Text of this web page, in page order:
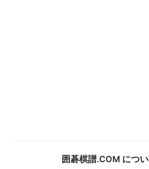
囲碁棋譜.COM につ